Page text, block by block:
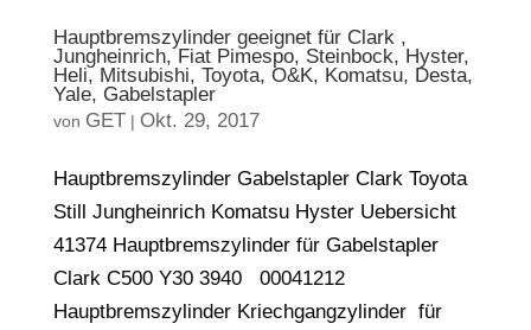
Hauptbremszylinder geeignet für Clark ,
Jungheinrich, Fiat Pimespo, Steinbock, Hyster,
Heli, Mitsubishi, Toyota, O&K, Komatsu, Desta,
Yale, Gabelstapler
von GET| Okt. 29, 2017
Hauptbremszylinder Gabelstapler Clark Toyota
Still Jungheinrich Komatsu Hyster Uebersicht
41374 Hauptbremszylinder für Gabelstapler
Clark C500 Y30 3940 00041212
Hauptbremszylinder Kriechgangzylinder für